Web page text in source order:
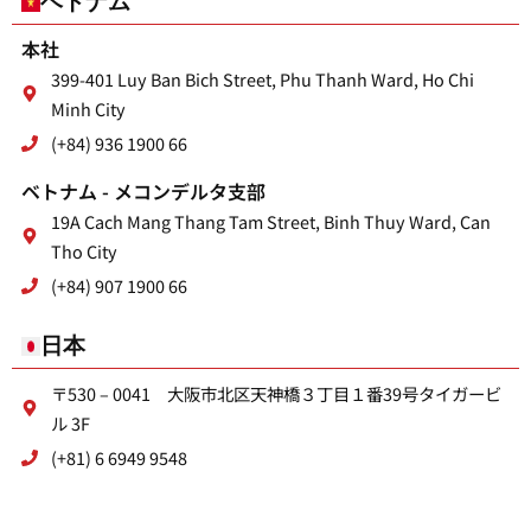
本社
399-401 Luy Ban Bich Street, Phu Thanh Ward, Ho Chi
Minh City
(+84) 936 1900 66
ベトナム - メコンデルタ支部
19A Cach Mang Thang Tam Street, Binh Thuy Ward, Can
Tho City
(+84) 907 1900 66
日本
〒530 – 0041 大阪市北区天神橋３丁目１番39号タイガービ
ル 3F
(+81) 6 6949 9548